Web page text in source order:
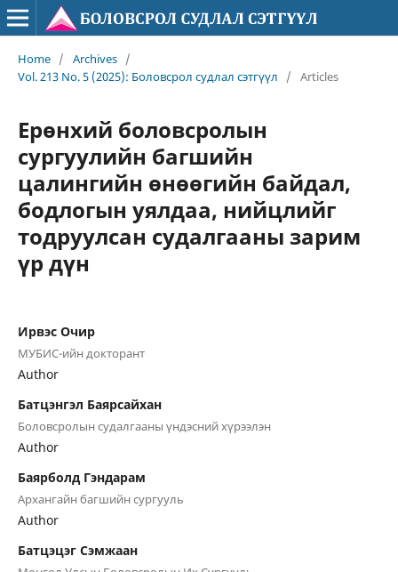
Home / Archives /
Vol. 213 No. 5 (2025): Боловсрол судлал сэтгүүл
/ Articles
Ерөнхий боловсролын
сургуулийн багшийн
цалингийн өнөөгийн байдал,
бодлогын уялдаа, нийцлийг
тодруулсан судалгааны зарим
үр дүн
Ирвэс Очир
МУБИС-ийн докторант
Author
Батцэнгэл Баярсайхан
Боловсролын судалгааны үндэсний хүрээлэн
Author
Баярболд Гэндарам
Архангайн багшийн сургууль
Author
Батцэцэг Сэмжаан